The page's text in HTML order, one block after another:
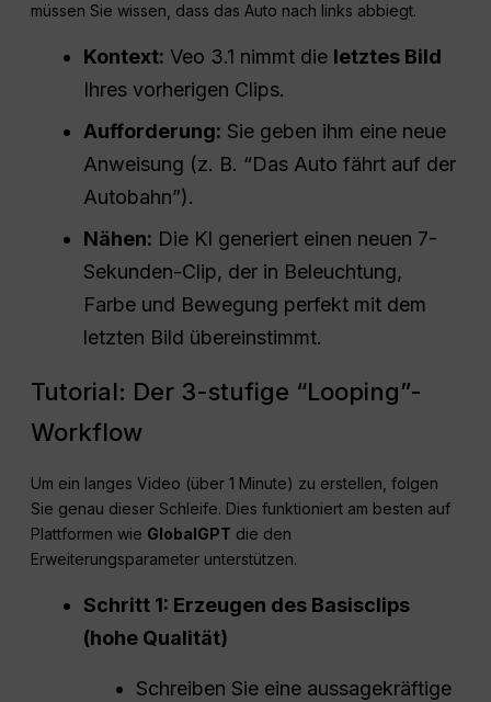
müssen Sie wissen, dass das Auto nach links abbiegt.
Kontext: Veo 3.1 nimmt die letztes Bild
Ihres vorherigen Clips.
Aufforderung: Sie geben ihm eine neue
Anweisung (z. B. “Das Auto fährt auf der
Autobahn”).
Nähen: Die KI generiert einen neuen 7-
Sekunden-Clip, der in Beleuchtung,
Farbe und Bewegung perfekt mit dem
letzten Bild übereinstimmt.
Tutorial: Der 3-stufige “Looping”-
Workflow
Um ein langes Video (über 1 Minute) zu erstellen, folgen
Sie genau dieser Schleife. Dies funktioniert am besten auf
Plattformen wie GlobalGPT die den
Erweiterungsparameter unterstützen.
Schritt 1: Erzeugen des Basisclips
(hohe Qualität)
Schreiben Sie eine aussagekräftige